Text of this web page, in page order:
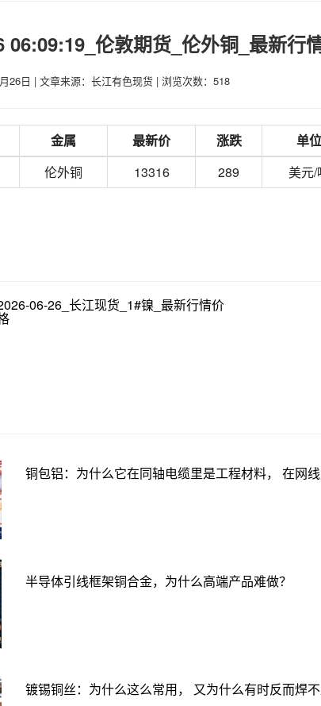
06:09:19_伦敦期货_伦外铜_最新行
26日 | 文章来源：长江有色现货 | 浏览次数：518
金属 最新价 涨跌 单位
伦外铜 13316 289 美元/
06-26_长江现货_1#镍_最新行情价
铜包铝：为什么它在同轴电缆里是工程材料， 在网线
半导体引线框架铜合金，为什么高端产品难做？
镀锡铜丝：为什么这么常用， 又为什么有时反而焊不